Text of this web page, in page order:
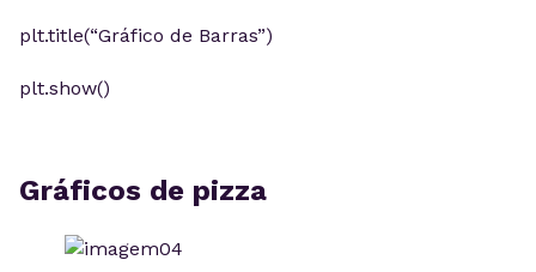
plt.title(“Gráfico de Barras”)
plt.show()
Gráficos de pizza